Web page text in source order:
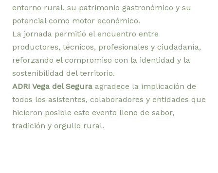
entorno rural, su patrimonio gastronómico y su
potencial como motor económico.
La jornada permitió el encuentro entre
productores, técnicos, profesionales y ciudadanía,
reforzando el compromiso con la identidad y la
sostenibilidad del territorio.
ADRI Vega del Seguraagradece la implicación de
todos los asistentes, colaboradores y entidades que
hicieron posible este evento lleno de sabor,
tradición y orgullo rural.